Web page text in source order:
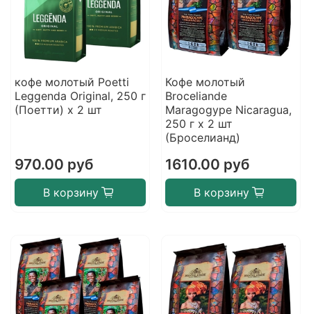
кофе молотый Poetti
Leggenda Original, 250 г
(Поетти) х 2 шт
970.00 руб
В корзину
Кофе молотый
Broceliande
Maragogype Nicaragua,
250 г х 2 шт
(Броселианд)
1610.00 руб
В корзину